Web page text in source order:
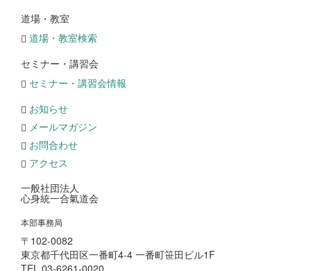
道場・教室
道場・教室検索
セミナー・講習会
セミナー・講習会情報
お知らせ
メールマガジン
お問合わせ
アクセス
一般社団法人
心身統一合氣道会
本部事務局
〒102-0082
東京都千代田区一番町4-4 一番町笹田ビル1F
TEL 03-6261-0020